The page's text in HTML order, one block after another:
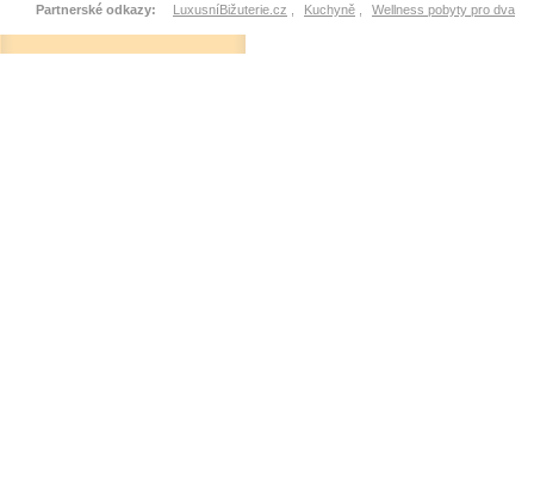
Partnerské odkazy: LuxusníBižuterie.cz Kuchyně Wellness pobyty pro dva